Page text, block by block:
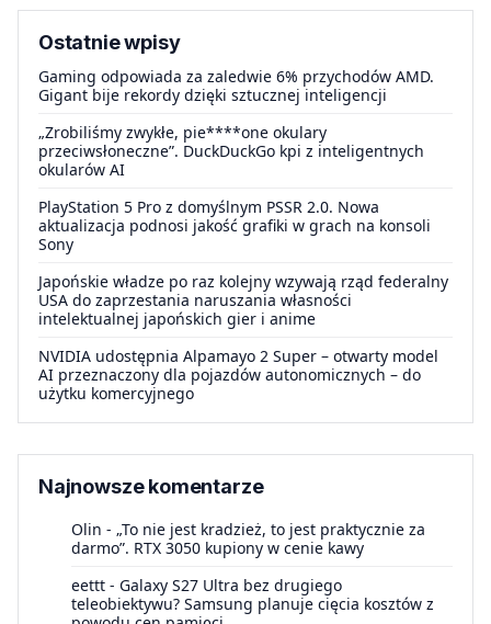
Ostatnie wpisy
Gaming odpowiada za zaledwie 6% przychodów AMD.
Gigant bije rekordy dzięki sztucznej inteligencji
„Zrobiliśmy zwykłe, pie****one okulary
przeciwsłoneczne”. DuckDuckGo kpi z inteligentnych
okularów AI
PlayStation 5 Pro z domyślnym PSSR 2.0. Nowa
aktualizacja podnosi jakość grafiki w grach na konsoli
Sony
Japońskie władze po raz kolejny wzywają rząd federalny
USA do zaprzestania naruszania własności
intelektualnej japońskich gier i anime
NVIDIA udostępnia Alpamayo 2 Super – otwarty model
AI przeznaczony dla pojazdów autonomicznych – do
użytku komercyjnego
Najnowsze komentarze
Olin - „To nie jest kradzież, to jest praktycznie za
darmo”. RTX 3050 kupiony w cenie kawy
eettt - Galaxy S27 Ultra bez drugiego
teleobiektywu? Samsung planuje cięcia kosztów z